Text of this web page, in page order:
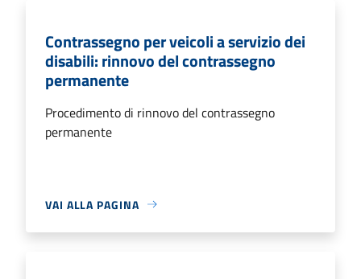
Contrassegno per veicoli a servizio dei
disabili: rinnovo del contrassegno
permanente
Procedimento di rinnovo del contrassegno
permanente
VAI ALLA PAGINA